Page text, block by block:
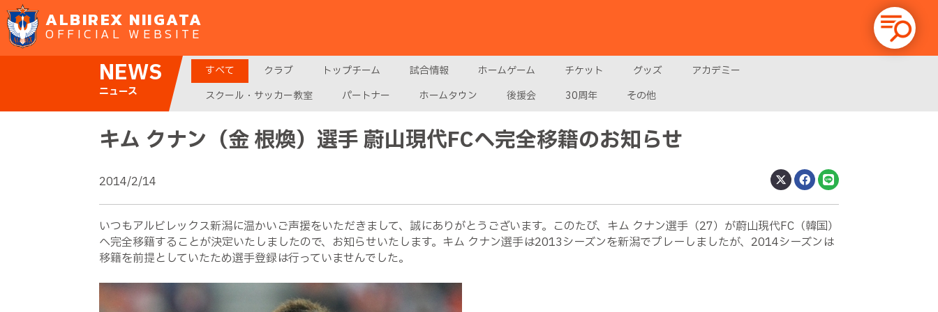
ALBIREX NIIGATA
OFFICIAL WEBSITE
NEWS
ニュース
すべて クラブ トップチーム 試合情報 ホームゲーム チケット グッズ
アカデミー
スクール・サッカー教室
パートナー ホームタウン 後援会 30周年 その他
キム クナン（金 根煥）選手 蔚山現代FCへ完全移籍のお知らせ
2014/2/14
いつもアルビレックス新潟に温かいご声援をいただきまして、誠にありがとうございます。このたび、キム クナン選手（27）が蔚山現代FC（韓国）
へ完全移籍することが決定いたしましたので、お知らせいたします。キム クナン選手は2013シーズンを新潟でプレーしましたが、2014シーズンは
移籍を前提としていたため選手登録は行っていませんでした。